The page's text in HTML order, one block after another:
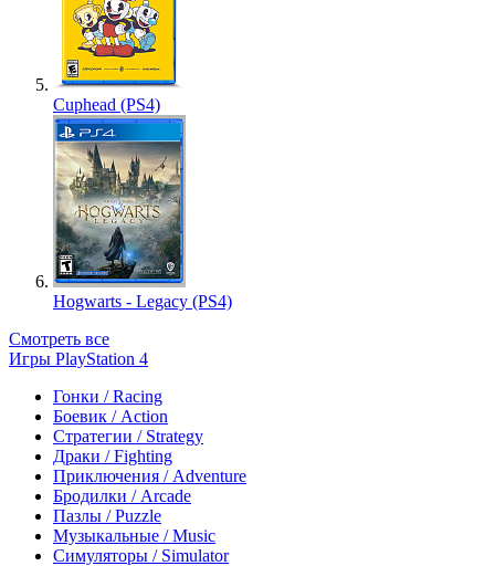
Cuphead (PS4)
Hogwarts - Legacy (PS4)
Смотреть все
Игры PlayStation 4
Гонки / Racing
Боевик / Action
Стратегии / Strategy
Драки / Fighting
Приключения / Adventure
Бродилки / Arcade
Пазлы / Puzzle
Музыкальные / Music
Симуляторы / Simulator